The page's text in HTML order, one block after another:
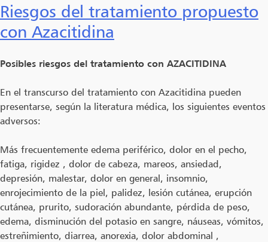
Riesgos del tratamiento propuesto
con Azacitidina
Posibles riesgos del tratamiento con AZACITIDINA
En el transcurso del tratamiento con Azacitidina pueden
presentarse, según la literatura médica, los siguientes eventos
adversos:
Más frecuentemente edema periférico, dolor en el pecho,
fatiga, rigidez , dolor de cabeza, mareos, ansiedad,
depresión, malestar, dolor en general, insomnio,
enrojecimiento de la piel, palidez, lesión cutánea, erupción
cutánea, prurito, sudoración abundante, pérdida de peso,
edema, disminución del potasio en sangre, náuseas, vómitos,
estreñimiento, diarrea, anorexia, dolor abdominal ,